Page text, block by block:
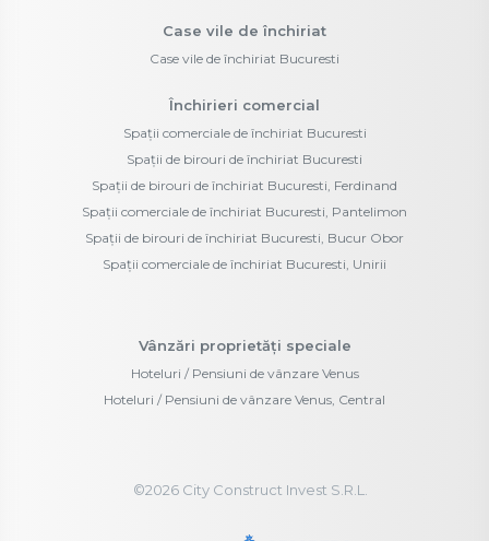
Case vile de închiriat
Case vile de închiriat Bucuresti
Închirieri comercial
Spații comerciale de închiriat Bucuresti
Spații de birouri de închiriat Bucuresti
Spații de birouri de închiriat Bucuresti, Ferdinand
Spații comerciale de închiriat Bucuresti, Pantelimon
Spații de birouri de închiriat Bucuresti, Bucur Obor
Spații comerciale de închiriat Bucuresti, Unirii
Vânzări proprietăți speciale
Hoteluri / Pensiuni de vânzare Venus
Hoteluri / Pensiuni de vânzare Venus, Central
©2026City Construct Invest S.R.L.